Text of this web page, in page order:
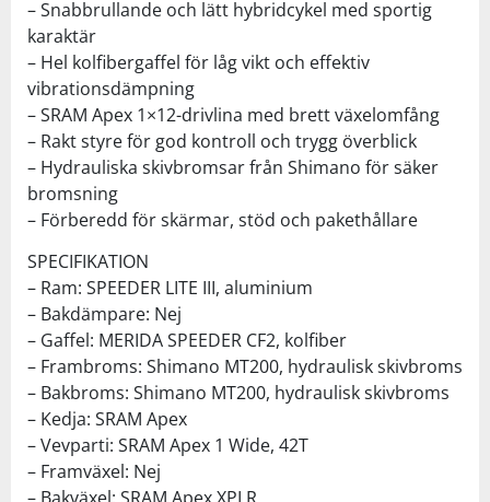
– Snabbrullande och lätt hybridcykel med sportig
karaktär
– Hel kolfibergaffel för låg vikt och effektiv
vibrationsdämpning
– SRAM Apex 1×12-drivlina med brett växelomfång
– Rakt styre för god kontroll och trygg överblick
– Hydrauliska skivbromsar från Shimano för säker
bromsning
– Förberedd för skärmar, stöd och pakethållare
SPECIFIKATION
– Ram: SPEEDER LITE III, aluminium
– Bakdämpare: Nej
– Gaffel: MERIDA SPEEDER CF2, kolfiber
– Frambroms: Shimano MT200, hydraulisk skivbroms
– Bakbroms: Shimano MT200, hydraulisk skivbroms
– Kedja: SRAM Apex
– Vevparti: SRAM Apex 1 Wide, 42T
– Framväxel: Nej